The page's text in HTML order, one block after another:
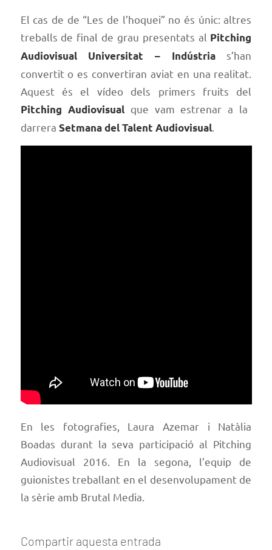
El cas de de “Les de l’hoquei” no és únic: altres
treballs de final de grau presentats al Pitching
Audiovisual
Universitat – Indústrias’han
convertit o es convertiran aviat en una realitat.
Aquest és el vídeo dels primers fruits del
Pitching Audiovisualque vam estrenar a la
darrera Setmana del Talent Audiovisual.
En les fotografies, Laura Azemar i Natàlia
Boadas durant la seva participació al Pitching
Audiovisual 2016. En la segona, l’equip de
guionistes treballant en el desenvolupament de
la sèrie amb Brutal Media.
Compartir aquesta entrada